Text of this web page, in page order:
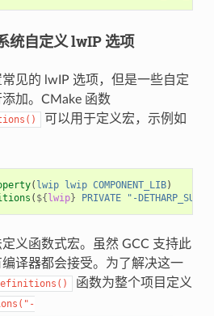
统自定义 lwIP 选项
见的 lwIP 选项，但是一些自定
加。CMake 函数
可以用于定义宏，示例如
( lwip lwip COMPONENT_LIB)
( ${lwip} PRIVATE "-
义函数式宏。虽然 GCC 支持此
译器都会接受。为了解决这一
函数为整个项目定义